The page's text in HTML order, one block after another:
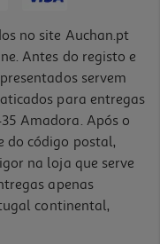
no site Auchan.pt
Antes do registo e
servem
para entregas
Amadora. Após o
do código postal,
na loja que serve
apenas
continental,